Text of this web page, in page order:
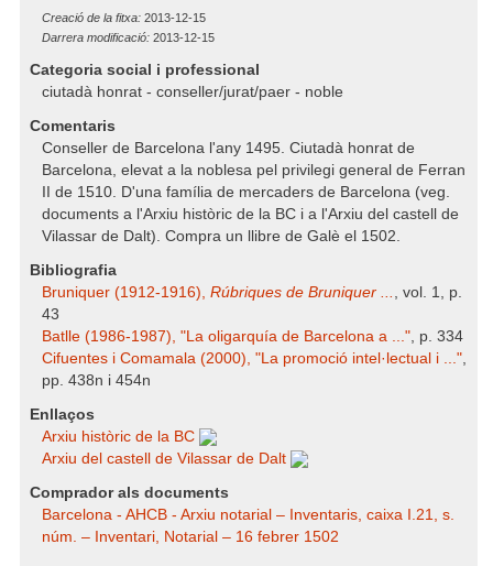
Creació de la fitxa: 2013-12-15
Darrera modificació: 2013-12-15
Categoria social i professional
ciutadà honrat - conseller/jurat/paer - noble
Comentaris
Conseller de Barcelona l'any 1495. Ciutadà honrat de
Barcelona, elevat a la noblesa pel privilegi general de Ferran
II de 1510. D'una família de mercaders de Barcelona (veg.
documents a l'Arxiu històric de la BC i a l'Arxiu del castell de
Vilassar de Dalt). Compra un llibre de Galè el 1502.
Bibliografia
Bruniquer (1912-1916), Rúbriques de Bruniquer ... , vol. 1, p.
43
Batlle (1986-1987), "La oligarquía de Barcelona a ...", p. 334
Cifuentes i Comamala (2000), "La promoció intel·lectual i ...",
pp. 438n i 454n
Enllaços
Arxiu històric de la BC
Arxiu del castell de Vilassar de Dalt
Comprador als documents
Barcelona - AHCB - Arxiu notarial – Inventaris, caixa I.21, s.
núm. – Inventari, Notarial – 16 febrer 1502